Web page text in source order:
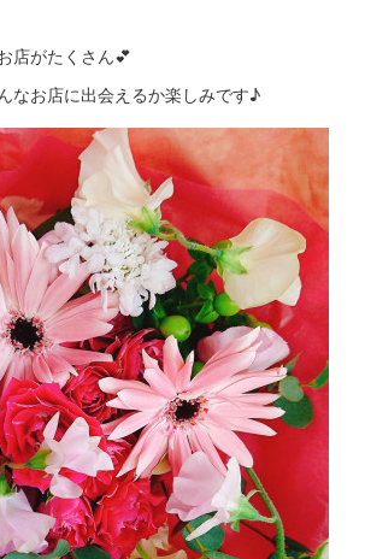
店がたくさん💕
なお店に出会えるか楽しみです♪